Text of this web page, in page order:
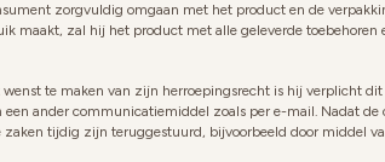
zorgvuldig omgaan met het product en de
maakt, zal hij het product met alle geleverde
te maken van zijn herroepingsrecht is hij verplicht
ander communicatiemiddel zoals per e-mail. Nadat
tijdig zijn teruggestuurd, bijvoorbeeld door middel